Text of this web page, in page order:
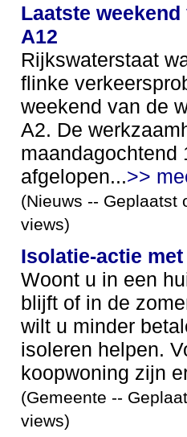
Laatste
A12
Rijkswaterstaat
flinke
weekend van de
A2. De
maandagochtend
afgelopen...>>
(Nieuws -- Geplaatst
views)
Isolatie-actie
Woont u in een
blijft of in de
wilt u minder
isoleren helpen.
koopwoning zijn
(Gemeente --
views)